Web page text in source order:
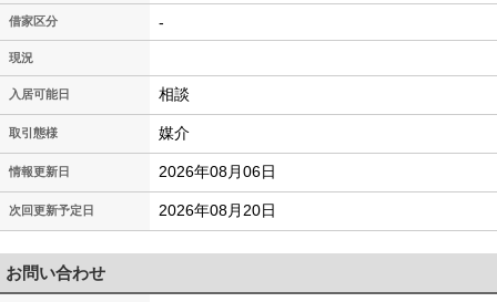
借家区分 -
現況
入居可能日 相談
取引態様 媒介
情報更新日 2026年08月06日
次回更新予定日 2026年08月20日
お問い合わせ